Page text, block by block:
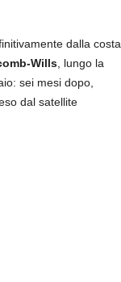
dalla costa
Wills, lungo la
sei mesi dopo,
dal satellite